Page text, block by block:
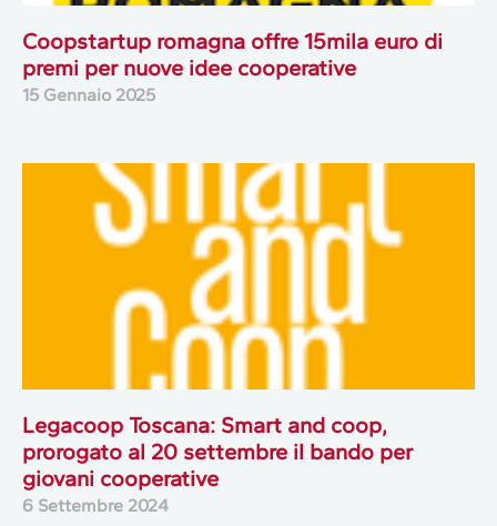
Coopstartup romagna offre 15mila euro di
premi per nuove idee cooperative
15 Gennaio 2025
Legacoop Toscana: Smart and coop,
prorogato al 20 settembre il bando per
giovani cooperative
6 Settembre 2024